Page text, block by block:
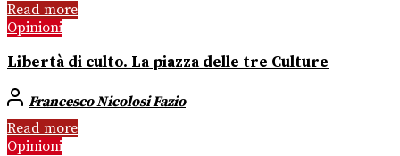
Read more
Opinioni
Libertà di culto. La piazza delle tre Culture
Francesco Nicolosi Fazio
Read more
Opinioni